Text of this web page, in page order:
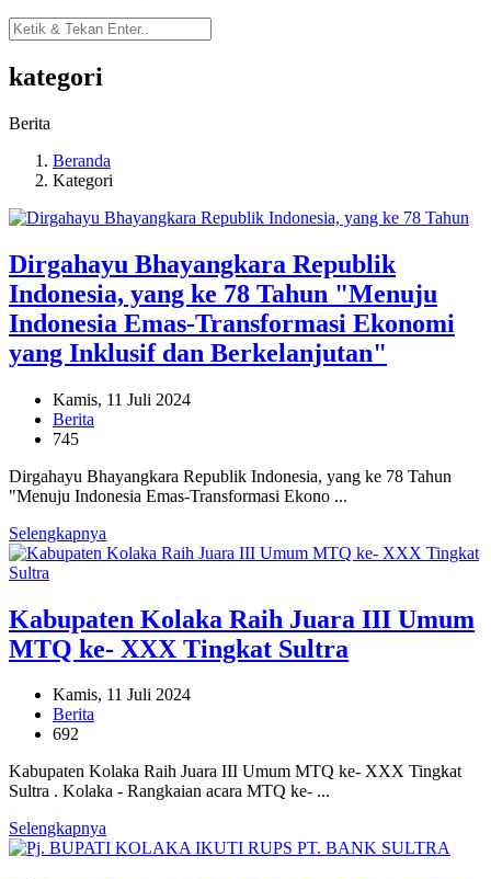
kategori
Berita
Beranda
Kategori
Dirgahayu Bhayangkara Republik
Indonesia, yang ke 78 Tahun "Menuju
Indonesia Emas-Transformasi Ekonomi
yang Inklusif dan Berkelanjutan"
Kamis, 11 Juli 2024
Berita
745
Dirgahayu Bhayangkara Republik Indonesia, yang ke 78 Tahun
"Menuju Indonesia Emas-Transformasi Ekono ...
Selengkapnya
Kabupaten Kolaka Raih Juara III Umum
MTQ ke- XXX Tingkat Sultra
Kamis, 11 Juli 2024
Berita
692
Kabupaten Kolaka Raih Juara III Umum MTQ ke- XXX Tingkat
Sultra . Kolaka - Rangkaian acara MTQ ke- ...
Selengkapnya